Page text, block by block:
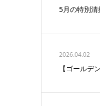
5月の特別清
2026.04.02
【ゴールデ